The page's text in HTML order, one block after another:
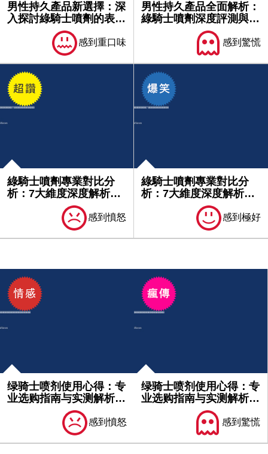
男性持久產品新選擇：深
入探討綠騎士噴劑的表現
感到重口味
男性持久產品全面解析：
綠騎士噴劑深度評測與使
感到驚慌
綠騎士噴劑專業對比分
析：7大維度深度解析產
感到憤怒
綠騎士噴劑專業對比分
析：7大維度深度解析產
感到極好
绿骑士喷剂使用心得：专
业选购指南与实测解析｜
感到憤怒
绿骑士喷剂使用心得：专
业选购指南与实测解析｜
感到驚慌